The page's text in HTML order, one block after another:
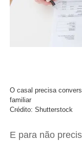
O casal precisa
familiar
Crédito: Shutterstock
E para não